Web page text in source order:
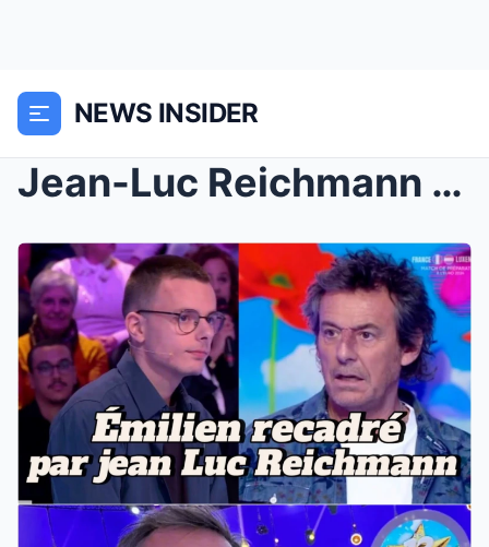
NEWS INSIDER
Jean-Luc Reichmann recadre Émilien à la télévision...